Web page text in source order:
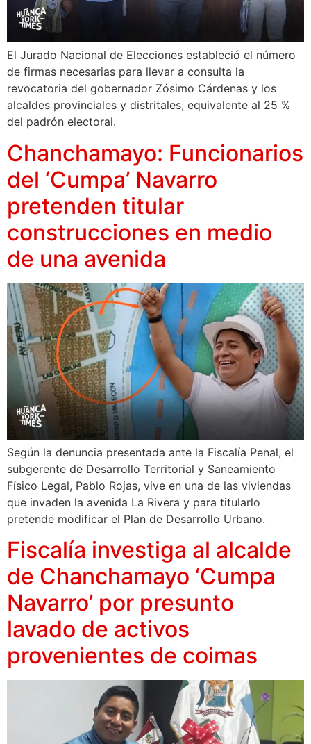
El Jurado Nacional de Elecciones estableció el número
de firmas necesarias para llevar a consulta la
revocatoria del gobernador Zósimo Cárdenas y los
alcaldes provinciales y distritales, equivalente al 25 %
del padrón electoral.
Chanchamayo: Funcionarios
del ‘Cumpa’ Navarro
pretenden titular
construcciones en medio
de una avenida
Según la denuncia presentada ante la Fiscalía Penal, el
subgerente de Desarrollo Territorial y Saneamiento
Físico Legal, Pablo Rojas, vive en una de las viviendas
que invaden la avenida La Rivera y para titularlo
pretende modificar el Plan de Desarrollo Urbano.
Fiscalía investiga al alcalde
de Chanchamayo ‘Cumpa
Navarro’ por presunto
lavado de activos
provenientes de coimas